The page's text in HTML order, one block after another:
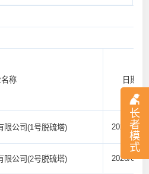
长
者
模
式
称 日期
限公司(1号脱硫塔) 2026/05/11
限公司(2号脱硫塔) 2026/05/11